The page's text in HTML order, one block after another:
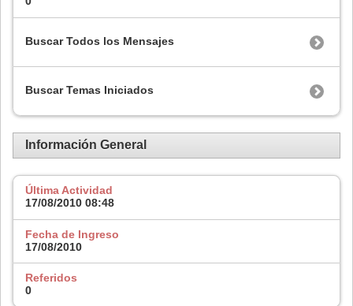
Buscar Todos los Mensajes
Buscar Temas Iniciados
Información General
Última Actividad
17/08/2010 08:48
Fecha de Ingreso
17/08/2010
Referidos
0